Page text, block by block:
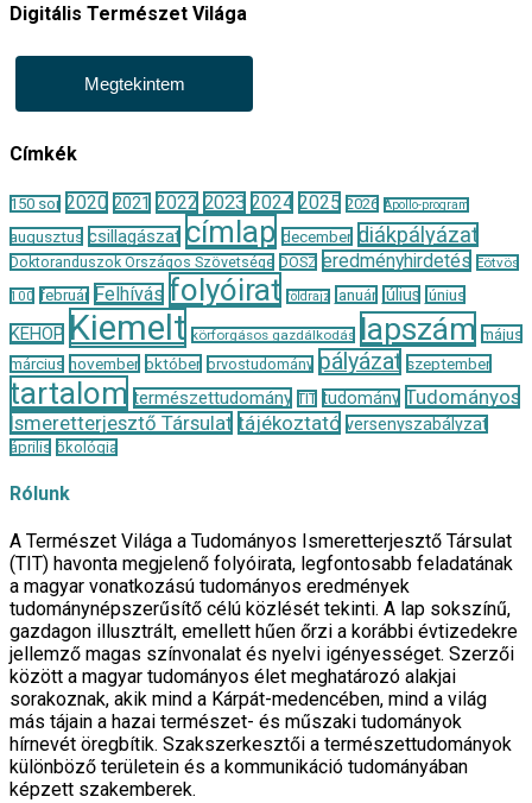
Digitális Természet Világa
Megtekintem
Címkék
150 sor 2020 2021 2022 2023 2024 2025 2026 Apollo-program
augusztus csillagászat címlap december diákpályázat
Doktoranduszok Országos Szövetsége DOSZ eredményhirdetés Eötvös
100 február Felhívás folyóirat földrajz január július június
KEHOP Kiemelt körforgásos gazdálkodás lapszám május
március november október orvostudomány pályázat szeptember
tartalom természettudomány TIT tudomány Tudományos
Ismeretterjesztő Társulat tájékoztató versenyszabályzat
április ökológia
Rólunk
A Természet Világa a Tudományos Ismeretterjesztő Társulat
(TIT) havonta megjelenő folyóirata, legfontosabb feladatának
a magyar vonatkozású tudományos eredmények
tudománynépszerűsítő célú közlését tekinti. A lap sokszínű,
gazdagon illusztrált, emellett hűen őrzi a korábbi évtizedekre
jellemző magas színvonalat és nyelvi igényességet. Szerzői
között a magyar tudományos élet meghatározó alakjai
sorakoznak, akik mind a Kárpát-medencében, mind a világ
más tájain a hazai természet- és műszaki tudományok
hírnevét öregbítik. Szakszerkesztői a természettudományok
különböző területein és a kommunikáció tudományában
képzett szakemberek.